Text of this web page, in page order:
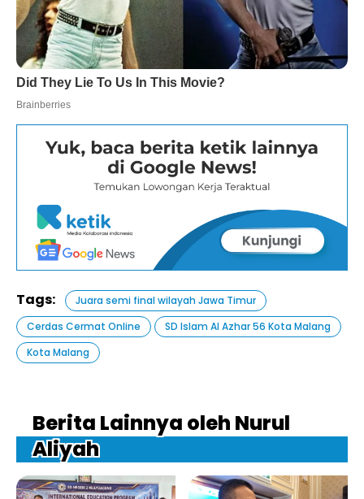
Tags:
Juara semi final wilayah Jawa Timur
Cerdas Cermat Online
SD Islam Al Azhar 56 Kota Malang
Kota Malang
Berita Lainnya oleh Nurul
Aliyah